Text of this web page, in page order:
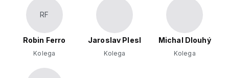
RF
Robin Ferro
Kolega
Jaroslav Plesl
Kolega
Michal Dlouhý
Kolega